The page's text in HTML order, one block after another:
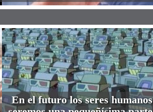
En el futuro los seres humanos